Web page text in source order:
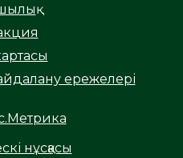
ережелері
нұсқасы